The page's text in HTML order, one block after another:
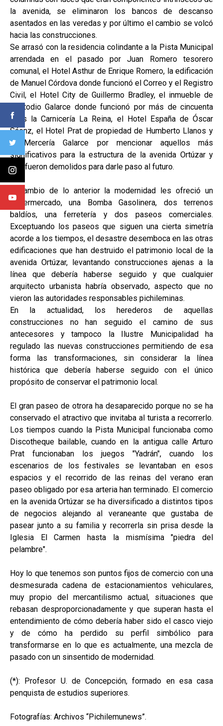
la avenida, se eliminaron los bancos de descanso
asentados en las veredas y por último el cambio se volcó
hacia las construcciones.
Se arrasó con la residencia colindante a la Pista Municipal
arrendada en el pasado por Juan Romero tesorero
comunal, el Hotel Asthur de Enrique Romero, la edificación
de Manuel Córdova donde funcionó el Correo y el Registro
Civil, el Hotel City de Guillermo Bradley, el inmueble de
Custodio Galarce donde funcionó por más de cincuenta
años la Carnicería La Reina, el Hotel España de Óscar
Sáenz, el Hotel Prat de propiedad de Humberto Llanos y
la Mercería Galarce por mencionar aquellos más
significativos para la estructura de la avenida Ortúzar y
que fueron demolidos para darle paso al futuro.
A cambio de lo anterior la modernidad les ofreció un
Supermercado, una Bomba Gasolinera, dos terrenos
baldíos, una ferretería y dos paseos comerciales.
Exceptuando los paseos que siguen una cierta simetría
acorde a los tiempos, el desastre desemboca en las otras
edificaciones que han destruido el patrimonio local de la
avenida Ortúzar, levantando construcciones ajenas a la
línea que debería haberse seguido y que cualquier
arquitecto urbanista habría observado, aspecto que no
vieron las autoridades responsables pichileminas.
En la actualidad, los herederos de aquellas
construcciones no han seguido el camino de sus
antecesores y tampoco la Ilustre Municipalidad ha
regulado las nuevas construcciones permitiendo de esa
forma las transformaciones, sin considerar la línea
histórica que debería haberse seguido con el único
propósito de conservar el patrimonio local.
El gran paseo de otrora ha desaparecido porque no se ha
conservado el atractivo que invitaba al turista a recorrerlo.
Los tiempos cuando la Pista Municipal funcionaba como
Discotheque bailable, cuando en la antigua calle Arturo
Prat funcionaban los juegos "Yadrán", cuando los
escenarios de los festivales se levantaban en esos
espacios y el recorrido de las reinas del verano eran
paseo obligado por esa arteria han terminado. El comercio
en la avenida Ortúzar se ha diversificado a distintos tipos
de negocios alejando al veraneante que gustaba de
pasear junto a su familia y recorrerla sin prisa desde la
Iglesia El Carmen hasta la mismísima "piedra del
pelambre".
Hoy lo que tenemos son puntos fijos de comercio con una
desmesurada cadena de estacionamientos vehiculares,
muy propio del mercantilismo actual, situaciones que
rebasan desproporcionadamente y que superan hasta el
entendimiento de cómo debería haber sido el casco viejo
y de cómo ha perdido su perfil simbólico para
transformarse en lo que es actualmente, una mezcla de
pasado con un sinsentido de modernidad.
(*): Profesor U. de Concepción, formado en esa casa
penquista de estudios superiores.
Fotografías: Archivos “Pichilemunews”.